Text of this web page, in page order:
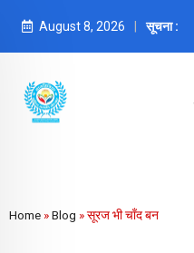
August 8, 2026 सूचना :
Home »Blog »सूरज भी चाँद बन